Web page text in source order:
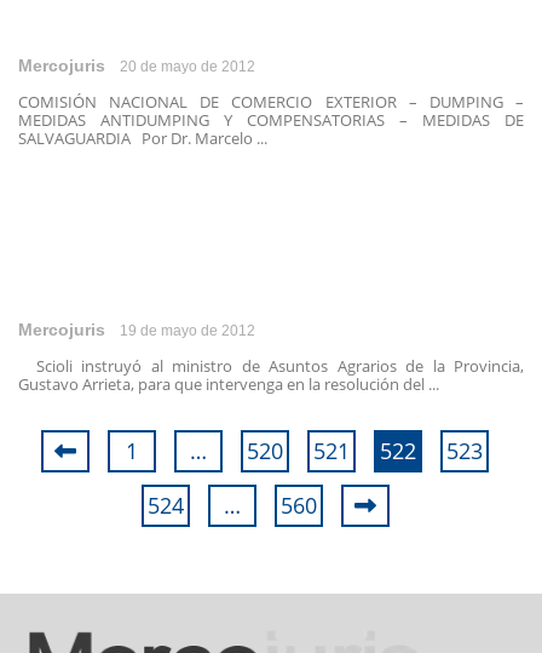
Mercojuris 20 de mayo de 2012
COMISIÓN NACIONAL DE COMERCIO EXTERIOR – DUMPING –
MEDIDAS ANTIDUMPING Y COMPENSATORIAS – MEDIDAS DE
SALVAGUARDIA Por Dr. Marcelo ...
Mercojuris 19 de mayo de 2012
Scioli instruyó al ministro de Asuntos Agrarios de la Provincia,
Gustavo Arrieta, para que intervenga en la resolución del ...
1 … 520 521 522
523
524
… 560